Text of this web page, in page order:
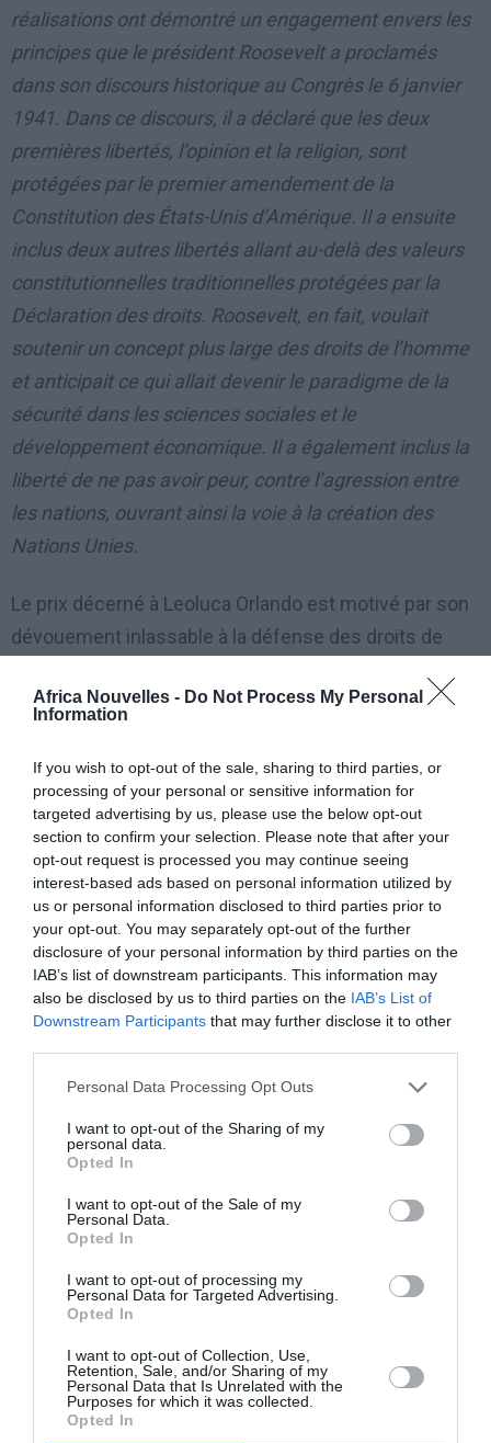
Africa Nouvelles - Do Not Process My Personal
Information
If you wish to opt-out of the sale, sharing to third parties, or
processing of your personal or sensitive information for
targeted advertising by us, please use the below opt-out
section to confirm your selection. Please note that after your
opt-out request is processed you may continue seeing
interest-based ads based on personal information utilized by
us or personal information disclosed to third parties prior to
your opt-out. You may separately opt-out of the further
disclosure of your personal information by third parties on the
IAB’s list of downstream participants. This information may
also be disclosed by us to third parties on the IAB’s List of
Downstream Participants that may further disclose it to other
Personal Data Processing Opt Outs
I want to opt-out of the Sharing of my
personal data.
Opted In
I want to opt-out of the Sale of my
Personal Data.
Opted In
I want to opt-out of processing my
Personal Data for Targeted Advertising.
Opted In
I want to opt-out of Collection, Use,
Retention, Sale, and/or Sharing of my
Personal Data that Is Unrelated with the
Purposes for which it was collected.
Opted In
réalisations ont démontré un engagement envers les
principes que le président Roosevelt a proclamés
dans son discours historique au Congrès le 6 janvier
1941. Dans ce discours, il a déclaré que les deux
premières libertés, l’opinion et la religion, sont
protégées par le premier amendement de la
Constitution des États-Unis d’Amérique. Il a ensuite
inclus deux autres libertés allant au-delà des valeurs
constitutionnelles traditionnelles protégées par la
Déclaration des droits. Roosevelt, en fait, voulait
soutenir un concept plus large des droits de l’homme
et anticipait ce qui allait devenir le paradigme de la
sécurité dans les sciences sociales et le
développement économique. Il a également inclus la
liberté de ne pas avoir peur, contre l’agression entre
les nations, ouvrant ainsi la voie à la création des
Nations Unies.
Le prix décerné à Leoluca Orlando est motivé par son
dévouement inlassable à la défense des droits de
réfugiés en particulier. Tout au long de sa carrière, il a
contre la mafia, la corruption et la peine de mort.
Depuis de nombreuses années, il est le principal
défenseur d’une approche hospitalière et humaine de
la question de l’immigration en Italie et en Europe.
décernées à certains des citoyens les plus éminents
de notre époque, notamment Harry S. Truman, S.A.R.
la princesse Juliana des Pays-Bas, John F. Kennedy,
Nelson Mandela, J. William Fulbright, Arthur Miller,
Jimmy Carter, l’ancien secrétaire général des Nations